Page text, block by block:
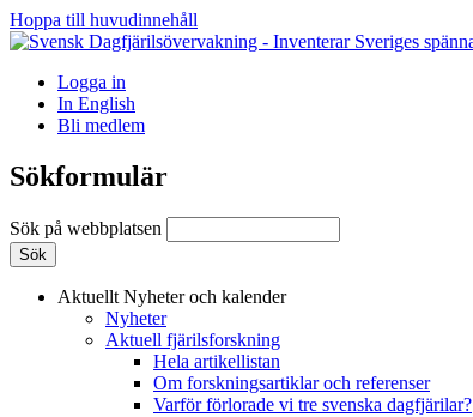
Hoppa till huvudinnehåll
Logga in
In English
Bli medlem
Sökformulär
Sök på webbplatsen
Aktuellt Nyheter och kalender
Nyheter
Aktuell fjärilsforskning
Hela artikellistan
Om forskningsartiklar och referenser
Varför förlorade vi tre svenska dagfjärilar?